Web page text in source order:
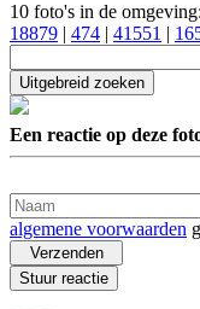
10 foto's in de omgeving:
18879
474 41551
Een reactie op deze
algemene voorwaarden